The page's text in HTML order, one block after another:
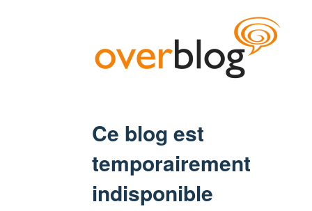
Ce blog est
temporairement
indisponible